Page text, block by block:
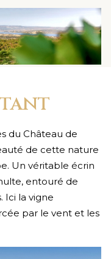
du Château de
de cette nature
Un véritable écrin
entouré de
Ici la vigne
par le vent et les